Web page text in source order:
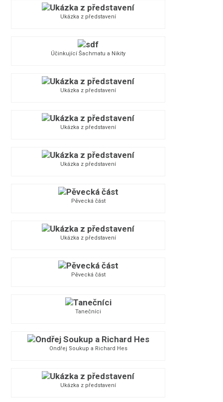
Ukázka z představení
Účinkující Šachmatu a Nikity
Ukázka z představení
Ukázka z představení
Ukázka z představení
Pěvecká část
Ukázka z představení
Pěvecká část
Tanečníci
Ondřej Soukup a Richard Hes
Ukázka z představení